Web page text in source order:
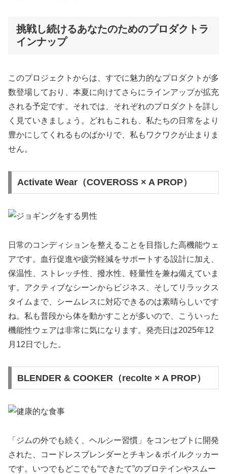
挑戦し続けるあなたのためのプロダクトラ
インナップ
このプロジェクトからは、すでに魅力的なプロダクトが多
数登場しており、本夏に向けてさらにラインアップが拡充
される予定です。それでは、それぞれのプロダクトを詳し
く見ていきましょう。どれもこれも、私たちの日常をより
豊かにしてくれるものばかりで、私もワクワクが止まりま
せん。
Activate Wear（COVEROSS × A PROP）
日常のコンディションを整えることを目指した高機能ウェ
アです。血行促進や疲労軽減をサポートする設計に加え、
保温性、ストレッチ性、撥水性、軽量性を兼ね備えていま
す。アクティブなシーンからビジネス、そしてリラックス
タイムまで、シームレスに対応できるのは素晴らしいです
ね。私も普段から体を動かすことが多いので、こういった
機能性ウェアは非常に気になります。発売日は2025年12
月12日でした。
BLENDER & COOKER（recolte × A PROP）
「ジムの外でも続く、ヘルシー習慣」をコンセプトに開発
された、コードレスブレンダーとチキン＆ボイルクッカー
です。いつでもどこでも“できたて”のプロテインやスムー